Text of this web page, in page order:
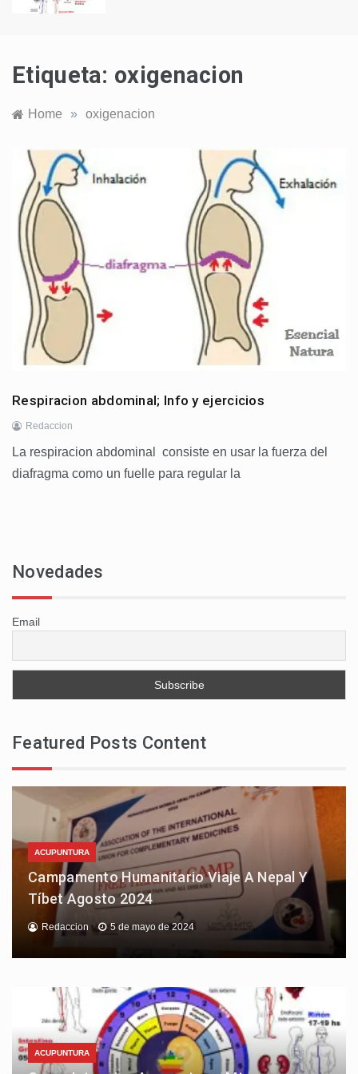
Etiqueta: oxigenacion
Home » oxigenacion
Respiracion abdominal; Info y ejercicios
Redaccion
La respiracion abdominal consiste en usar la fuerza del
diafragma como un fuelle para regular la
Novedades
Email
Featured Posts Content
ACUPUNTURA
Campamento Humanitario Viaje A Nepal Y
Tíbet Agosto 2024
Redaccion 5 de mayo de 2024
ACUPUNTURA